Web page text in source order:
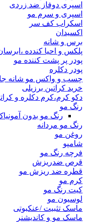
اسپری دوفاز ضد زردی
اسپری و سرم مو
اسکراب کف سر
اکسیدان
برس و شانه
پلکس و احیا کندده
پودر پر پشت کننده مو
پودر دکلره
چسب و واکس مو شانه
خرید کراتین برزیلی
دکو کرم،کرم دکلره و
رنگ مو
رنگ مو بدون
رنگ مو مردانه
روغن مو
شامپو
فرچه رنگ مو
قرص ضدریزش
قطره ضد ریزش مو
کرم مو
کیت رنگ مو
لوسیون مو
ماسک تثبیت /عنکبوتی
ماسک مو و کاندیشنر